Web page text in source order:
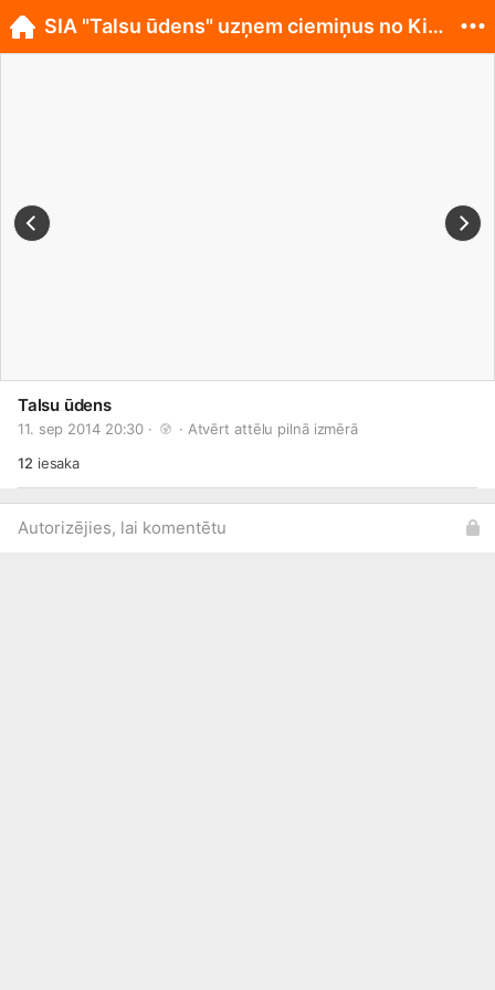
Talsu ūdens
11. sep 2014 20:30 · · Atvērt attēlu pilnā izmērā
12 iesaka
Autorizējies, lai komentētu
SIA "Talsu ūdens" uzņem ciemiņus no Kirgizstānas